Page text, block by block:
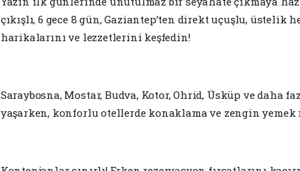
çıkışlı, 6 gece 8 gün, Gaziantep’ten direkt uçuşlu,
harikalarını ve lezzetlerini keşfedin!
Saraybosna, Mostar, Budva, Kotor, Ohrid, Üsküp ve
yaşarken, konforlu otellerde konaklama ve zengin yemek